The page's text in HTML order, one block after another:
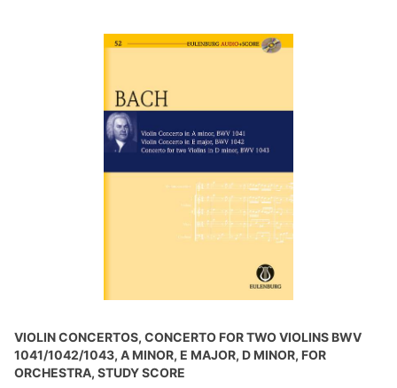
VIOLIN CONCERTOS, CONCERTO FOR TWO VIOLINS BWV
1041/1042/1043, A MINOR, E MAJOR, D MINOR, FOR
ORCHESTRA, STUDY SCORE